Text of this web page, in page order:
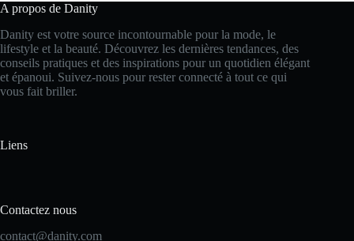
A propos de Danity
Danity est votre source incontournable pour la mode, le
lifestyle et la beauté. Découvrez les dernières tendances, des
conseils pratiques et des inspirations pour un quotidien élégant
et épanoui. Suivez-nous pour rester connecté à tout ce qui
vous fait briller.
Liens
Contactez nous
contact@danity.com